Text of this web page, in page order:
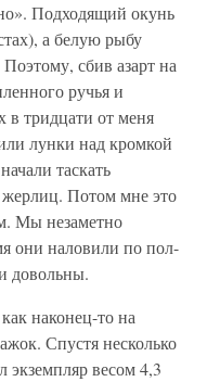
Подходящий окунь
а белую рыбу
сбив азарт на
ручья и
в тридцати от меня
лунки над кромкой
таскать
Потом мне это
Мы незаметно
они наловили по пол-
довольны.
наконец-то на
Спустя несколько
весом 4,3